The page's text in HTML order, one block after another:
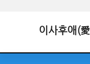
이사후애(